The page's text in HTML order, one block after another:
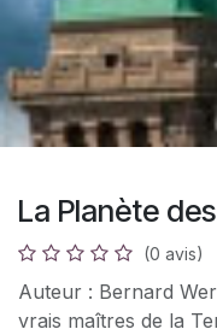
La Planète
(0 avis)
Auteur : Bernard
vrais maîtres de la